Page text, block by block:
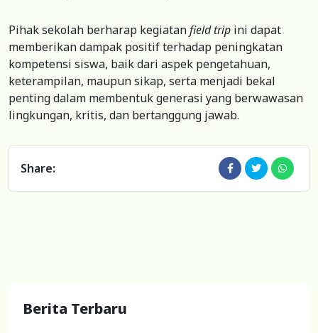
Pihak sekolah berharap kegiatanfield trip ini dapat
memberikan dampak positif terhadap peningkatan
kompetensi siswa, baik dari aspek pengetahuan,
keterampilan, maupun sikap, serta menjadi bekal
penting dalam membentuk generasi yang berwawasan
lingkungan, kritis, dan bertanggung jawab.
Share:
Berita Terbaru